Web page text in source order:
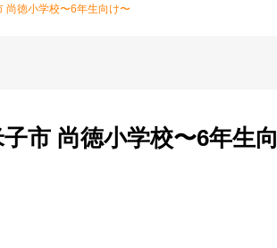
尚徳小学校〜6年生向け〜
市 尚徳小学校〜6年生向